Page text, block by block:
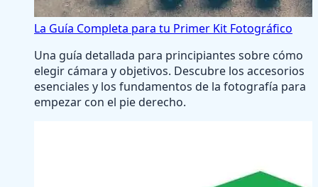
La Guía Completa para tu Primer Kit Fotográfico
Una guía detallada para principiantes sobre cómo
elegir cámara y objetivos. Descubre los accesorios
esenciales y los fundamentos de la fotografía para
empezar con el pie derecho.